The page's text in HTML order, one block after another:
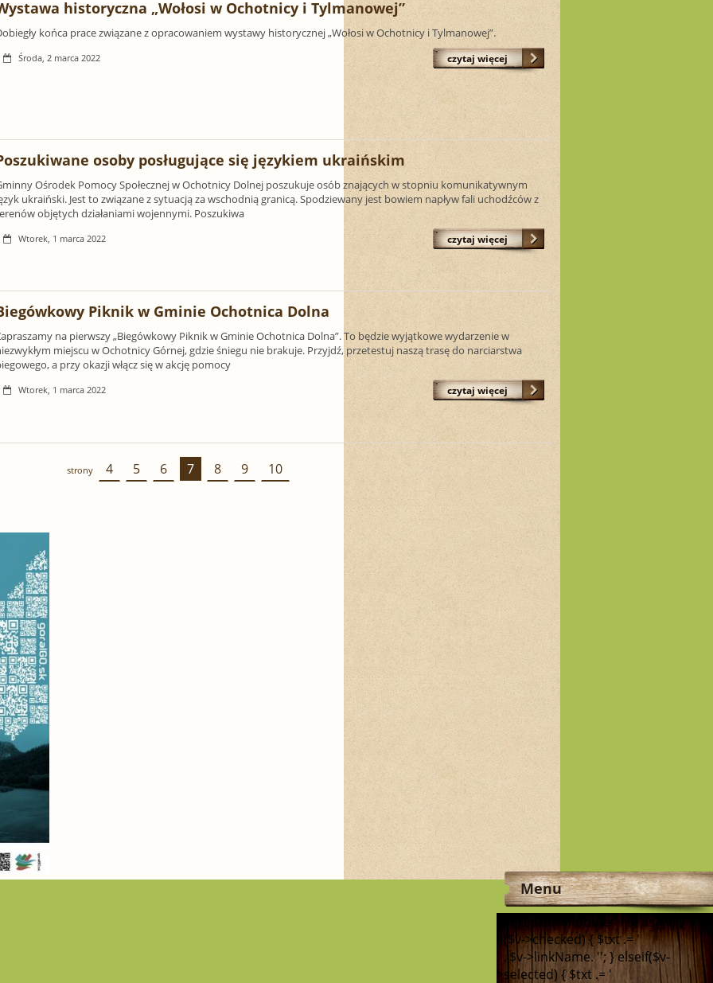
historyczna „Wołosi w Ochotnicy i Tylmanowej”
końca prace związane z opracowaniem wystawy historycznej „Wołosi w Ochotnicy i Tylmanowej”.
Środa, 2 marca 2022 czytaj więcej
osoby posługujące się językiem ukraińskim
Ośrodek Pomocy Społecznej w Ochotnicy Dolnej poszukuje osób znających w stopniu komunikatywnym
ukraiński. Jest to związane z sytuacją za wschodnią granicą. Spodziewany jest bowiem napływ fali uchodźców z
objętych działaniami wojennymi. Poszukiwa
Wtorek, 1 marca 2022 czytaj więcej
Piknik w Gminie Ochotnica Dolna
na pierwszy „Biegówkowy Piknik w Gminie Ochotnica Dolna”. To będzie wyjątkowe wydarzenie w
miejscu w Ochotnicy Górnej, gdzie śniegu nie brakuje. Przyjdź, przetestuj naszą trasę do narciarstwa
a przy okazji włącz się w akcję pomocy
Wtorek, 1 marca 2022 czytaj więcej
strony 4 5 6 7 8 9 10
Menu
'; foreach($module->list as $v) {
if($v->checked) { $txt .= '
' . $v->linkName. ''; } elseif($v-
>selected) { $txt .= '